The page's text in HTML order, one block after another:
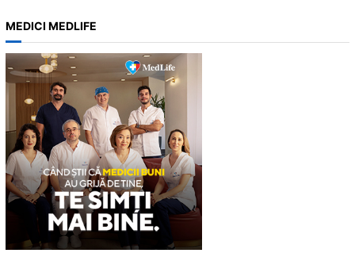
a
r
c
h
MEDICI MEDLIFE